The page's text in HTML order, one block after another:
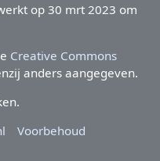
op 30 mrt 2023 om
Creative Commons
anders aangegeven.
Voorbehoud